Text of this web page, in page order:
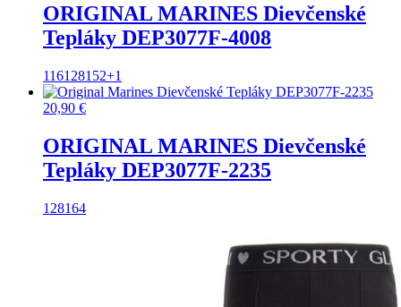
ORIGINAL MARINES Dievčenské
Tepláky DEP3077F-4008
116128152+1
20,90 €
ORIGINAL MARINES Dievčenské
Tepláky DEP3077F-2235
128164